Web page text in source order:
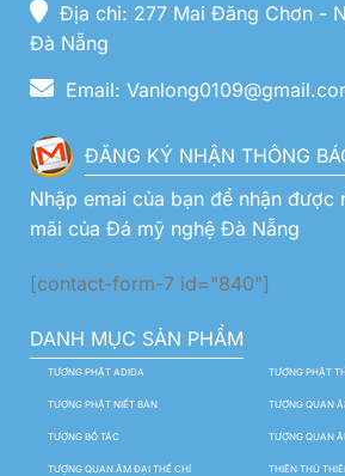
Địa chỉ: 277 Mai Đăng Chơn -
Đà Nẵng
Email:
ĐĂNG KÝ NHẬN THÔNG
Nhập emai của bạn để nhận được
mãi của Đá mỹ nghệ Đà Nẵng
[contact-form-7 id="840"]
DANH MỤC SẢN PHẨM
TƯỢNG PHẬT ADIDA TƯỢNG PHẬT
TƯỢNG PHẬT NIẾT BÀN TƯỢNG QUAN
TƯỢNG BỒ TÁC TƯỢNG QUAN
TƯỢNG QUAN ÂM ĐẠI THẾ CHÍ THIÊN THỦ